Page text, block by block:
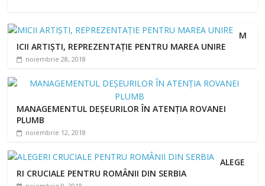
M
ICII ARTIȘTI, REPREZENTAȚIE PENTRU MAREA UNIRE
noiembrie 28, 2018
MANAGEMENTUL DEȘEURILOR ÎN ATENȚIA ROVANEI
PLUMB
noiembrie 12, 2018
ALEGE
RI CRUCIALE PENTRU ROMÂNII DIN SERBIA